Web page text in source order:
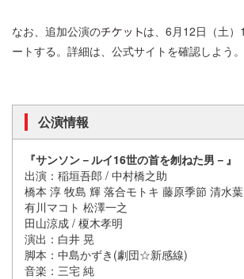
なお、追加公演の
は、6月12日（土
ートする。詳細は、公式サイトを確認しよう。
公演情報
『サンソン－ルイ16世の首を刎ねた男－』
出演：稲垣吾郎 / 中村橋之助
橋本 淳 牧島 輝 落合モトキ 藤原季節 清水
有川マコト 松澤一之
田山涼成 / 榎木孝明
演出：白井 晃
脚本：中島かずき(劇団☆新感線)
音楽：三宅 純